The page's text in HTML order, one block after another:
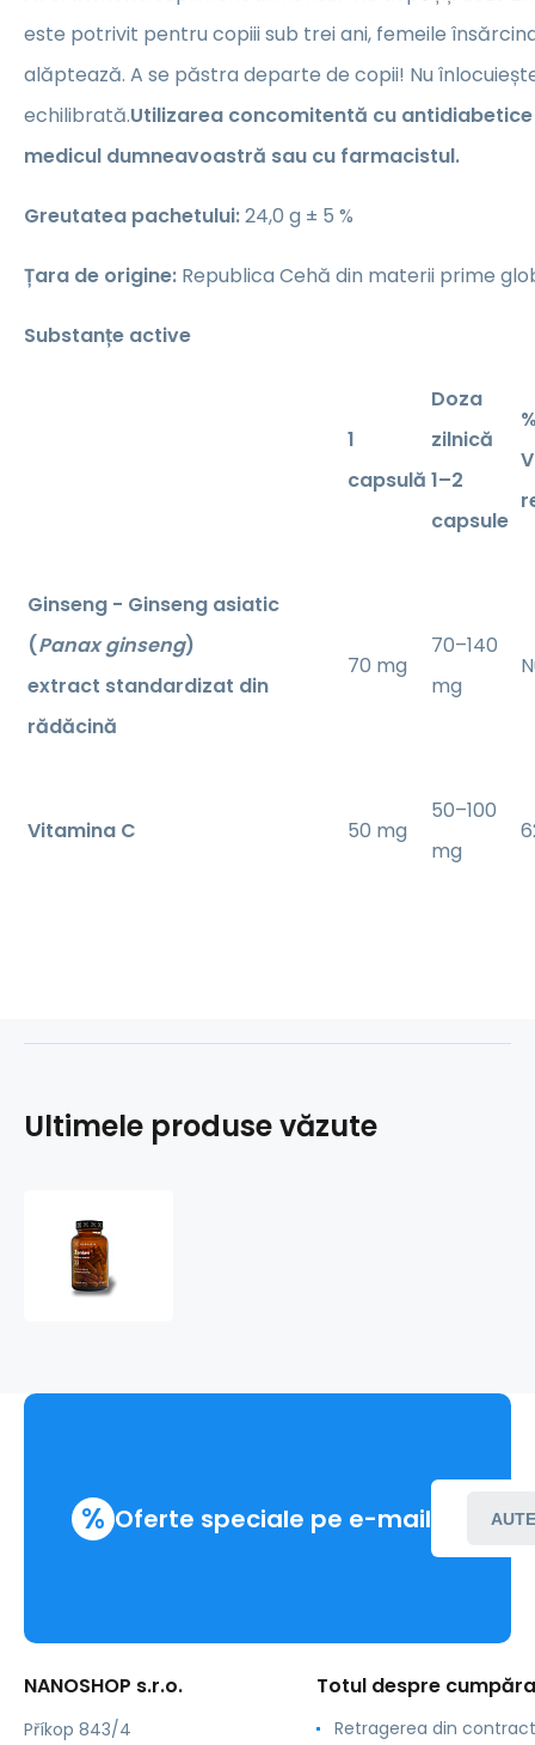
este potrivit pentru copiii sub trei ani, femeile
alăptează. A se păstra departe de copii! Nu
echilibrată.Utilizarea concomitentă cu
medicul dumneavoastră sau cu farmacistul.
Greutatea pachetului:24,0 g ± 5 %
Țara de origine: Republica Cehă din materii prime
Substanțe active
1
capsulă
Doza
zilnică
1–2
capsule
Ginseng - Ginseng asiatic
(Panax ginseng)
extract standardizat din
rădăcină
70 mg
70–140
mg
Vitamina C 50 mg
50–100
mg
Ultimele produse văzute
% Oferte speciale pe e-mail
NANOSHOP s.r.o.
Příkop 843/4
Totul despre
Retragerea din contract